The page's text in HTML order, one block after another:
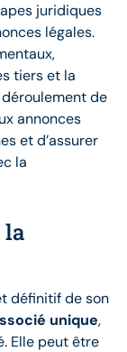
juridiques
légales.
tiers et la
de
annonces
et d’assurer
la
la
définitif de son
unique,
Elle peut être